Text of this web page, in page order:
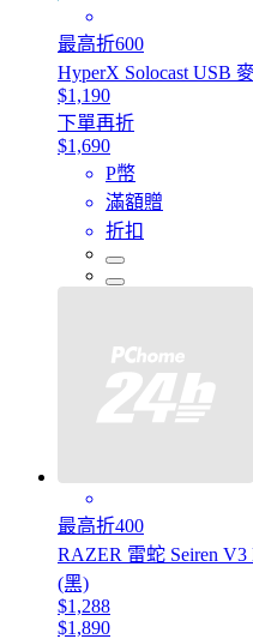
最高折600
HyperX Solocast USB
$1,190
下單再折
$1,690
P幣
滿額贈
折扣
最高折400
RAZER 雷蛇 Seiren
(黑)
$1,288
$1,890